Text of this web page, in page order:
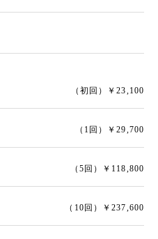
（初回）￥23,100
（1回）￥29,700
（5回）￥118,800
（10回）￥237,600